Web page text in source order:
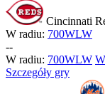
Cincinnati
W radiu: 700WLW
--
W radiu: 700WLW
Szczegóły gry